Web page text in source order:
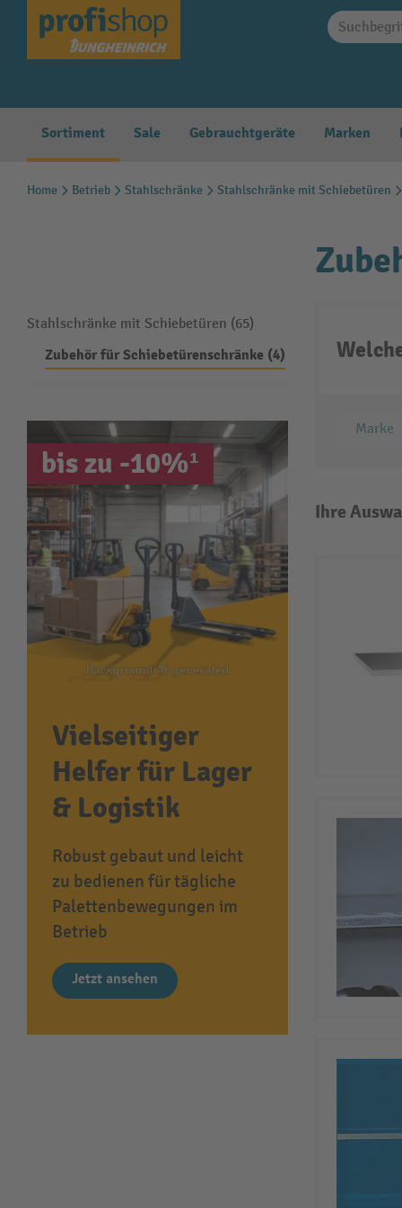
Zur Hauptnavigation springen
Sortiment Sale Gebrauchtgeräte Marken
Home Betrieb Stahlschränke Stahlschränke mit Schiebetüren
Stahlschränke mit Schiebetüren (65)
Zubehör für Schiebetürenschränke (4)
bis zu -10%¹
Vielseitiger
Helfer für Lager
& Logistik
Robust gebaut und leicht
zu bedienen für tägliche
Palettenbewegungen im
Betrieb
Jetzt ansehen
Marke
Ihre